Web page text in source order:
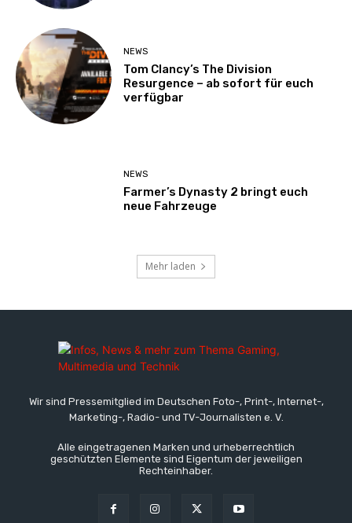
NEWS
Tom Clancy’s The Division
Resurgence – ab sofort für euch
verfügbar
NEWS
Farmer’s Dynasty 2 bringt euch
neue Fahrzeuge
Mehr laden
Wir sind Pressemitglied im Deutschen Foto-, Print-, Internet-,
Marketing-, Radio- und TV-Journalisten e. V.
Alle eingetragenen Marken und urheberrechtlich
geschützten Elemente sind Eigentum der jeweiligen
Rechteinhaber.